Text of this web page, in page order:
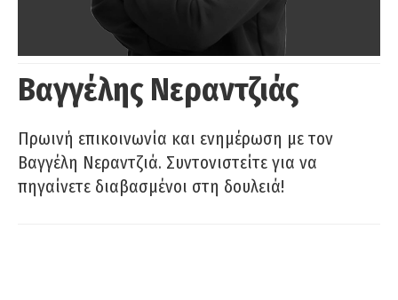
Βαγγέλης Νεραντζιάς
Πρωινή επικοινωνία και ενημέρωση με τον
Βαγγέλη Νεραντζιά. Συντονιστείτε για να
πηγαίνετε διαβασμένοι στη δουλειά!